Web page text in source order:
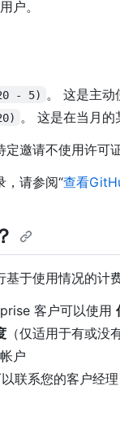
户。
- 5)
。 这是主动
。 这是在当月的
邀请不使用许可证
，请参阅“查看
于使用情况的计
客户可以使用
（仅适用于有或没
户
联系您的客户经理